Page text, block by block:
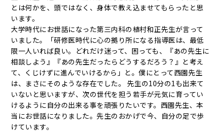
とは何かを、頭ではなく、身体で教え込ませてもらったと思
います。
大学時代にお世話になった第三内科の植村和正先生が言って
いました。「研修医時代に心の拠り所になる指導医は、最低
限一人いれば良い。どれだけ迷って、困っても、『あの先生に
相談しよう』『あの先生だったらどうするだろう？』と考え
て、くじけずに進んでいけるから」と。僕にとって西園先生
は、まさにそのような存在でした。 先生の10分の1も出来て
いないと思いますが、次の世代を担う若手が元気に育ってい
けるように自分の出来る事を頑張りたいです。西園先生、本
当にお世話になりました。先生のおかげで今、自分の足で歩
けています。